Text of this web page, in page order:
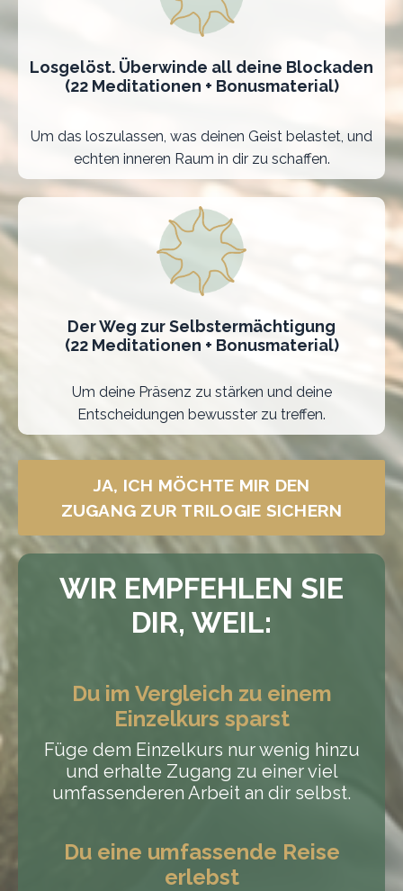
Losgelöst. Überwinde all deine Blockaden
(22 Meditationen + Bonusmaterial)
Um das loszulassen, was deinen Geist belastet, und
echten inneren Raum in dir zu schaffen.
Der Weg zur Selbstermächtigung
(22 Meditationen + Bonusmaterial)
Um deine Präsenz zu stärken und deine
Entscheidungen bewusster zu treffen.
JA, ICH MÖCHTE MIR DEN
ZUGANG ZUR TRILOGIE SICHERN
WIR EMPFEHLEN SIE
DIR, WEIL:
Du im Vergleich zu einem
Einzelkurs sparst
Füge dem Einzelkurs nur wenig hinzu
und erhalte Zugang zu einer viel
umfassenderen Arbeit an dir selbst.
Du eine umfassende Reise
erlebst